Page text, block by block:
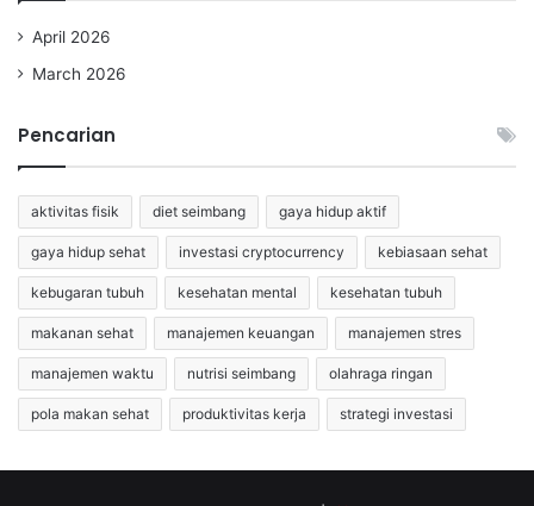
April 2026
March 2026
Pencarian
aktivitas fisik diet seimbang gaya hidup aktif
gaya hidup sehat investasi cryptocurrency kebiasaan sehat
kebugaran tubuh kesehatan mental kesehatan tubuh
makanan sehat manajemen keuangan manajemen stres
manajemen waktu nutrisi seimbang olahraga ringan
pola makan sehat produktivitas kerja strategi investasi